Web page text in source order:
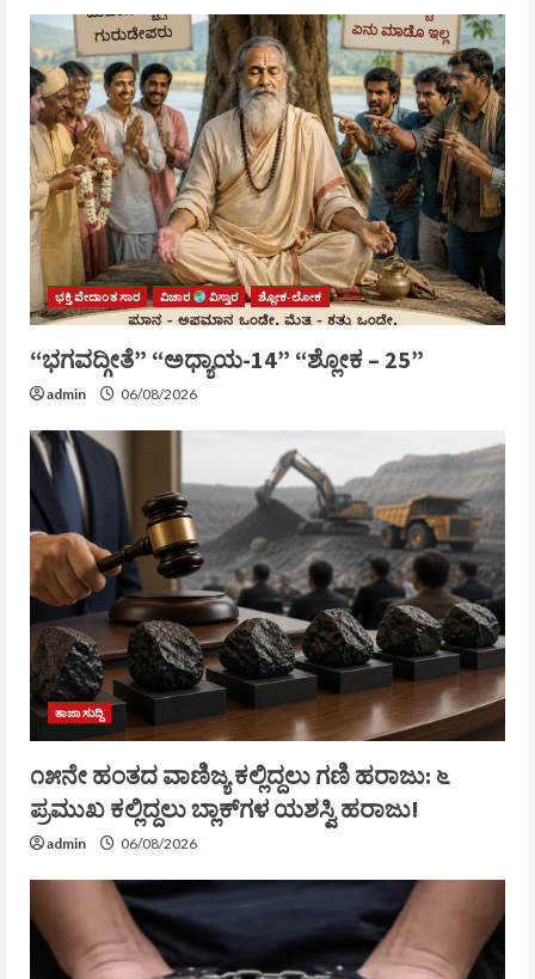
ಭಕ್ತಿ ವೇದಾಂತ ಸಾರ ವಿಚಾರ ವಿಸ್ತಾರ ಶ್ಲೋಕ-ಲೋಕ
“ಭಗವದ್ಗೀತೆ” “ಅಧ್ಯಾಯ-14” “ಶ್ಲೋಕ – 25”
admin 06/08/2026
ತಾಜಾ ಸುದ್ದಿ
೧೫ನೇ ಹಂತದ ವಾಣಿಜ್ಯ ಕಲ್ಲಿದ್ದಲು ಗಣಿ ಹರಾಜು: ೬
ಪ್ರಮುಖ ಕಲ್ಲಿದ್ದಲು ಬ್ಲಾಕ್‌ಗಳ ಯಶಸ್ವಿ ಹರಾಜು!
admin 06/08/2026